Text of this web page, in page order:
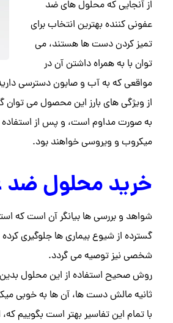
از آنجایی که محلول های ضد
عفونی کننده بهترین انتخاب برای
تمیز کردن دست ها هستند، می
توان با به همراه داشتن آن در
مواقعی که به آب و صابون دسترسی
از ویژگی های بارز این محصول می
به صورت مداوم است، و پس از استفاده
میکروب و ویروسی خواهند بود.
خرید محلول
شواهد و بررسی ها بیانگر آن است که
گسترده از شیوع بیماری ها جلوگیری
شخصی نیز توصیه می گردد.
ثانیه مالش دست ها، آن ها به خوبی
با تمام این تفاسیر بهتر است بگوییم